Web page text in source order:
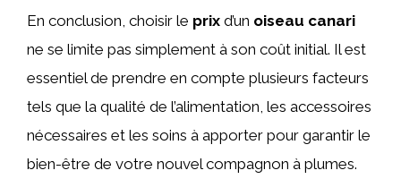
En conclusion, choisir le prix d’un oiseau canari
ne se limite pas simplement à son coût initial. Il est
essentiel de prendre en compte plusieurs facteurs
tels que la qualité de l’alimentation, les accessoires
nécessaires et les soins à apporter pour garantir le
bien-être de votre nouvel compagnon à plumes.